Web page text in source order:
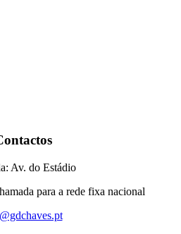
Av. do Estádio
para a rede fixa nacional